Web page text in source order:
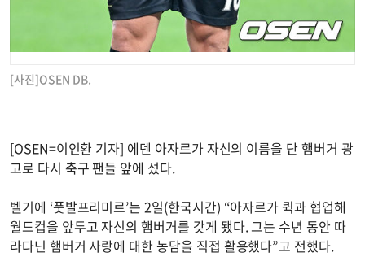
[사진]OSEN DB.
[OSEN=이인환 기자] 에덴 아자르가 자신의 이름을 단 햄버거 광
고로 다시 축구 팬들 앞에 섰다.
벨기에 ‘풋발프리미르’는 2일(한국시간) “아자르가 퀵과 협업해
월드컵을 앞두고 자신의 햄버거를 갖게 됐다. 그는 수년 동안 따
라다닌 햄버거 사랑에 대한 농담을 직접 활용했다”고 전했다.